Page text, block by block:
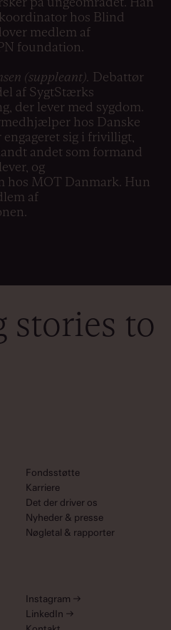
hos Blind
medlem af
foundation.
(suppleant). Debattør
af SygtStærks
der lever med sygdom.
hos Danske
engageret sig i frivilligt,
andet som formand
og
hos MOT Danmark. Hun
af
stories to
Fondsstøtte
Karriere
Det der driver os
Nyheder & presse
Nøgletal & rapporter
Instagram →
LinkedIn →